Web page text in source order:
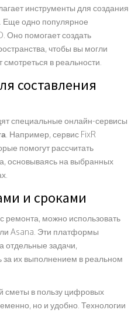
инструменты для создания
Еще одно популярное
Оно помогает создать
чтобы вы могли
в реальности.
составления
специальные онлайн-сервисы
. Например, сервис FixR
помогут рассчитать
основываясь на выбранных
и сроками
ремонта, можно использовать
Asana. Эти платформы
отдельные задачи,
за их выполнением в реальном
сметы в пользу цифровых
но и удобно. Технологии